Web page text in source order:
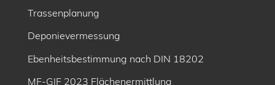
Trassenplanung
Deponievermessung
Ebenheitsbe­stimmung nach DIN 18202
MF-GIF 2023 Flächenermittlung